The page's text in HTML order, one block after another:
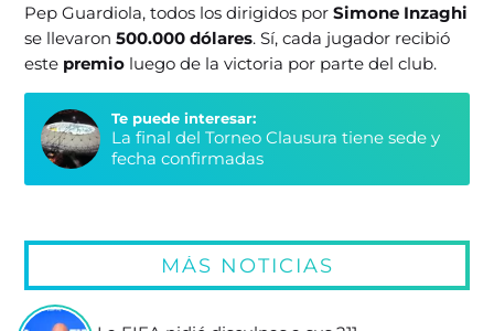
Pep Guardiola, todos los dirigidos porSimone Inzaghi
se llevaron500.000 dólares. Sí, cada jugador recibió
este premio luego de la victoria por parte del club.
Te puede interesar:
La final del Torneo Clausura tiene sede y
fecha confirmadas
MÁS NOTICIAS